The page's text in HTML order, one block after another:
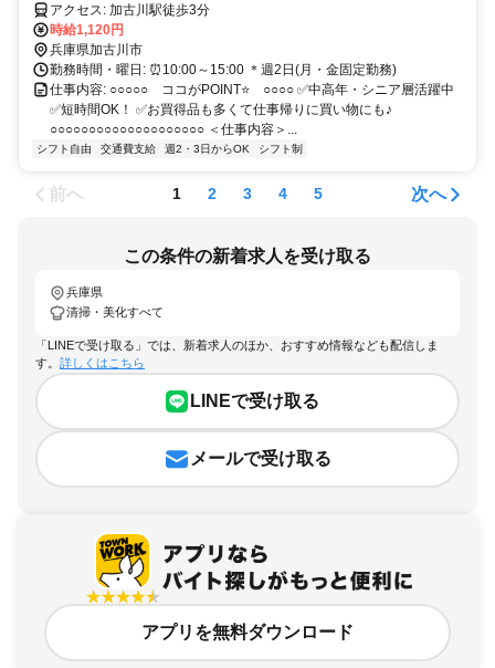
アクセス: 加古川駅徒歩3分
時給1,120円
兵庫県加古川市
勤務時間・曜日: ⏰10:00～15:00 ＊週2日(月・金固定勤務)
仕事内容: ○○○○○ ココがPOINT⭐ ○○○○ ✅中高年・シニア層活躍中
✅短時間OK！ ✅お買得品も多くて仕事帰りに買い物にも♪
○○○○○○○○○○○○○○○○○○○○ ＜仕事内容＞...
シフト自由 交通費支給 週2・3日からOK シフト制
前へ 1 2 3 4 5 次へ
この条件の新着求人を受け取る
兵庫県
清掃・美化すべて
「LINEで受け取る」では、新着求人のほか、おすすめ情報なども配信しま
す。 詳しくはこちら
LINEで受け取る
メールで受け取る
アプリを無料ダウンロード